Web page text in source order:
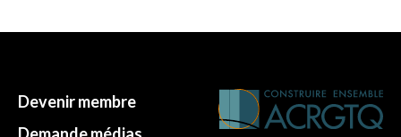
Devenir membre
Demande médias